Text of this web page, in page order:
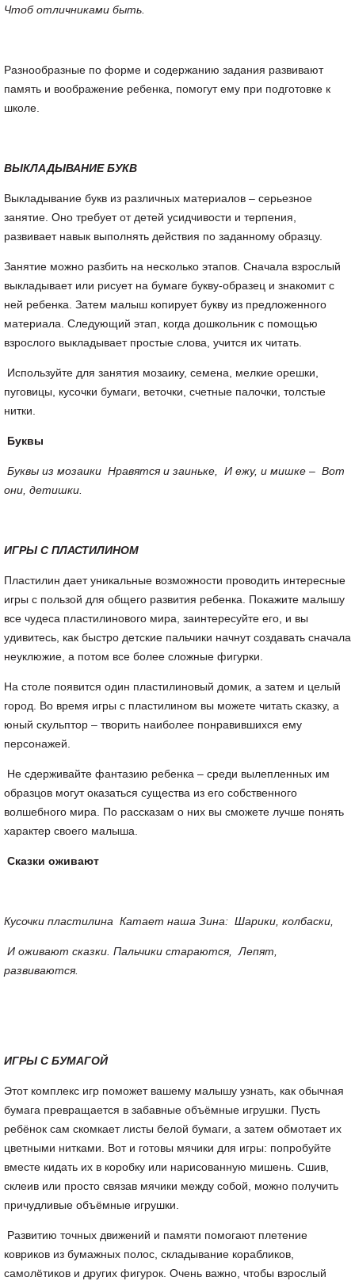
Чтоб отличниками быть.
Разнообразные по форме и содержанию задания развивают
память и воображение ребенка, помогут ему при подготовке к
школе.
ВЫКЛАДЫВАНИЕ БУКВ
Выкладывание букв из различных материалов – серьезное
занятие. Оно требует от детей усидчивости и терпения,
развивает навык выполнять действия по заданному образцу.
Занятие можно разбить на несколько этапов. Сначала взрослый
выкладывает или рисует на бумаге букву-образец и знакомит с
ней ребенка. Затем малыш копирует букву из предложенного
материала. Следующий этап, когда дошкольник с помощью
взрослого выкладывает простые слова, учится их читать.
Используйте для занятия мозаику, семена, мелкие орешки,
пуговицы, кусочки бумаги, веточки, счетные палочки, толстые
нитки.
Буквы
Буквы из мозаики Нравятся и заиньке, И ежу, и мишке – Вот
они, детишки.
ИГРЫ С ПЛАСТИЛИНОМ
Пластилин дает уникальные возможности проводить интересные
игры с пользой для общего развития ребенка. Покажите малышу
все чудеса пластилинового мира, заинтересуйте его, и вы
удивитесь, как быстро детские пальчики начнут создавать сначала
неуклюжие, а потом все более сложные фигурки.
На столе появится один пластилиновый домик, а затем и целый
город. Во время игры с пластилином вы можете читать сказку, а
юный скульптор – творить наиболее понравившихся ему
персонажей.
Не сдерживайте фантазию ребенка – среди вылепленных им
образцов могут оказаться существа из его собственного
волшебного мира. По рассказам о них вы сможете лучше понять
характер своего малыша.
Сказки оживают
Кусочки пластилина Катает наша Зина: Шарики, колбаски,
И оживают сказки. Пальчики стараются, Лепят,
развиваются.
ИГРЫ С БУМАГОЙ
Этот комплекс игр поможет вашему малышу узнать, как обычная
бумага превращается в забавные объёмные игрушки. Пусть
ребёнок сам скомкает листы белой бумаги, а затем обмотает их
цветными нитками. Вот и готовы мячики для игры: попробуйте
вместе кидать их в коробку или нарисованную мишень. Сшив,
склеив или просто связав мячики между собой, можно получить
причудливые объёмные игрушки.
Развитию точных движений и памяти помогают плетение
ковриков из бумажных полос, складывание корабликов,
самолётиков и других фигурок. Очень важно, чтобы взрослый